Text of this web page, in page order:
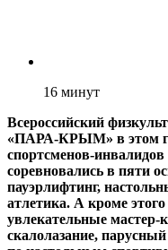
16 минут
Всероссийский
«ПАРА-­КРЫМ» в этом
спортсменов-­
соревновались в пяти
пауэрлифтинг,
атлетика. А кроме
увлекательные мастер-­
скалолазание,